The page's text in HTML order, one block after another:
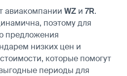
авиакомпании WZ и 7R.
поэтому для
предложения
низких цен и
которые помогут
периоды для